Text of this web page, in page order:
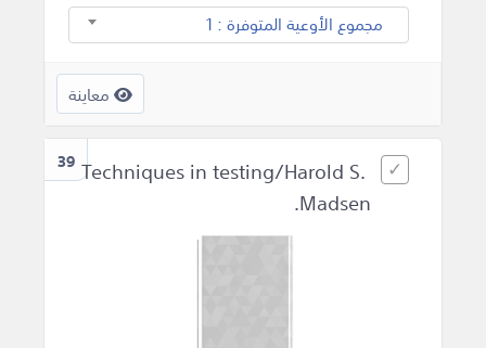
مجموع الأوعية المتوفرة : 1
معاينة
39 Techniques in testing/Harold S.
Madsen.